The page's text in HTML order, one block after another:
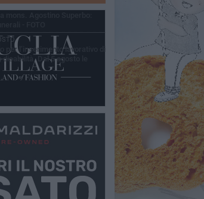
per l’inserimento lavorativo di
disabilità. Dal 5 agosto le